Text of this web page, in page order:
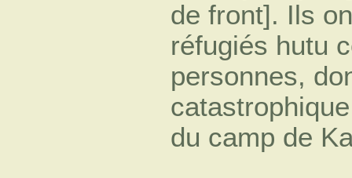
de front]. Ils
réfugiés hutu
personnes,
du camp de